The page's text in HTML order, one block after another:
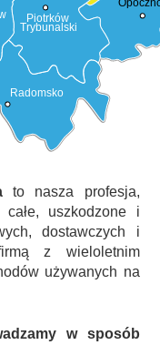
Radomsko
Piotrków
Trybunalski
to nasza profesja,
całe, uszkodzone i
dostawczych i
z wieloletnim
używanych na
w sposób